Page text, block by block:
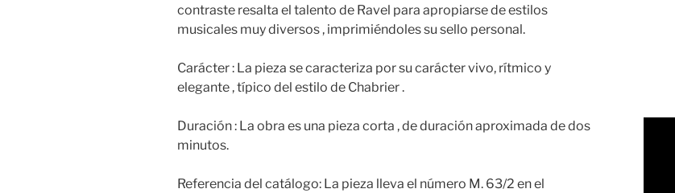
contraste resalta el talento de Ravel para apropiarse de estilos
musicales muy diversos , imprimiéndoles su sello personal.
Carácter : La pieza se caracteriza por su carácter vivo, rítmico y
elegante , típico del estilo de Chabrier .
Duración : La obra es una pieza corta , de duración aproximada de dos
minutos.
Referencia del catálogo: La pieza lleva el número M. 63/2 en el